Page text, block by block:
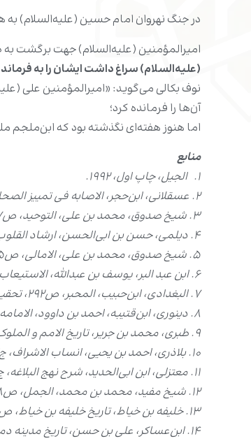
در جنگ نهروان امام حسین (علیه‌السلام)
امیرالمؤمنین (علیه‌السلام) جهت برگشت به
(علیه‌السلام) سراغ داشت ایشان را به
نوف بکالی می‌گوید: «امیرالمؤمنین علی
آن‌ها را فرمانده کرد؛
اما هنوز هفته‌ای نگذشته بود که ابن‌ملجم
منابع
۱. الجیل، چاپ اول، ۱۹۹۲.
۲. عسقلانی، ابن‌حجر، الاصابه فی تمییز الصحابه، ج۲، ص۶۹، بیروت، دارالکتب العلمیه، چاپ اول، ۱۴۱۵.
۳. شیخ صدوق، محمد بن علی، التوحید، ص۳۰۷-۳۰۸، قم، جامعۀ مدرسین، چاپ اول، ۱۳۹۸ق.
۴. دیلمی، حسن بن ابی‌الحسن، ارشاد القلوب، ج۲، ص۲۶۱.
۵. شیخ صدوق، محمد بن علی، الامالی، ص۴۲۵.
۶. ابن عبد البر، یوسف بن عبدالله، الاستیعاب فی معرفه الاصحاب، ج۳، ص۹۳۹، تحقیق علی محمد البجاوی، بیروت، دارالجیل، چاپ اول، ۱۹۹۲.
۷. البغدادی، ابن‌حبیب، المحبر، ص۲۹۲، تحقیق ایلزه لیختن شتیتر، بیروت، دارالآفاق الجدیده، بی تا.
۸. دینوری، ابن‌قتیبه، احمد بن داوود، الامامه و السیاسه، ج۱، ص۹۵، تحقیق علی شیری، بیروت، دارالاضواء، چاپ اول، ۱۹۹۰.
۹. طبری، محمد بن جریر، تاریخ الامم و الملوک (تاریخ الطبری)، ج۴، ص۵۱۴، تحقیق محمد ابوالفضل ابراهیم، بیروت، دارالتراث، چاپ دوم، ۱۹۶۷.
۱۰. بلاذری، احمد بن یحیی، انساب الاشراف، ج۲، ص۲۴۱، تحقیق محمد باقر محمودی، بیروت، اعلمی، چاپ اول، ۱۹۷۴.
۱۱. معتزلی، ابن ابی‌الحدید، شرح نهج البلاغه، ج۹، ص۱۱۱، قم، کتابخانۀ آیت‌الله مرعشی نجفی، ۱۴۰۴.
۱۲. شیخ مفید، محمد بن محمد، الجمل، ص۳۴۸، کنگرۀ شیخ مفید، قم، ۱۴۱۳.
۱۳. خلیفه بن خیاط، تاریخ خلیفه بن خیاط، ص۱۱۱، تحقیق فواز، بیروت، دارالکتب العلمیه، چاپ اول، ۱۹۹۵.
۱۴. ابن‌عساکر، علی بن حسن، تاریخ مدینه دمشق، ج۱۴، ص۱۸۷، بیروت، دارالفکر، ۱۴۱۵.